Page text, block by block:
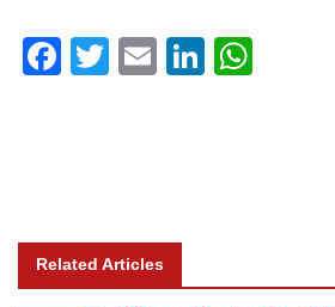
Facebook
Twitter
EmailLinkedIn
Related Articles